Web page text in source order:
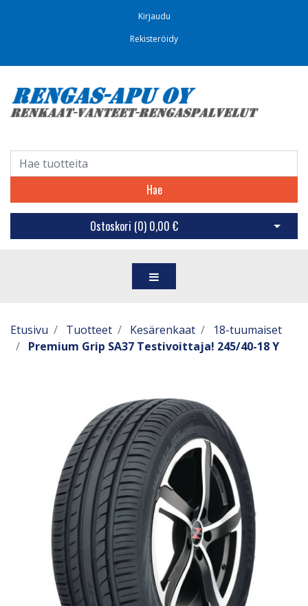
Kirjaudu
Rekisteröidy
Hae
Ostoskori (0) 0,00 € Avaa
Etusivu Tuotteet Kesärenkaat
18-tuumaiset
Premium Grip SA37 Testivoittaja! 245/40-18 Y